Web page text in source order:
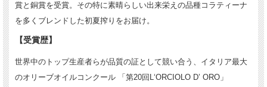
賞と銅賞を受賞。その特に素晴らしい出来栄えの品種コラティーナ
を多くブレンドした初夏搾りをお届け。
【受賞歴】
世界中のトップ生産者らが品質の証として競い合う、イタリア最大
のオリーブオイルコンクール 「第20回L‘ORCIOLO D’ ORO」